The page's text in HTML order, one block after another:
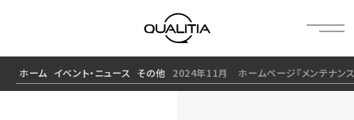
ホーム イベント・ニュース その他 2024年11月 ホームページ『メンテナン